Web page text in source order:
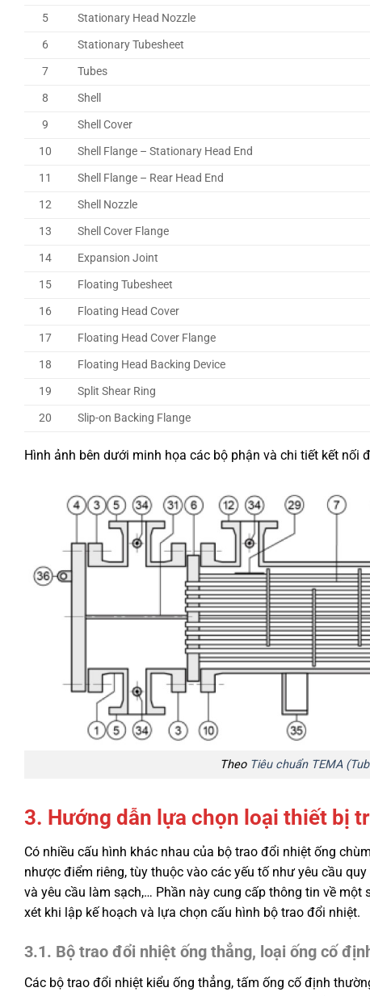
5
Stationary Head Nozzle
6
Stationary Tubesheet
7
Tubes
8
Shell
9
Shell Cover
10
Shell Flange – Stationary Head End
11
Shell Flange – Rear Head End
12
Shell Nozzle
13
Shell Cover Flange
14
Expansion Joint
15
Floating Tubesheet
16
Floating Head Cover
17
Floating Head Cover Flange
18
Floating Head Backing Device
19
Split Shear Ring
20
Slip-on Backing Flange
Hình ảnh bên dưới minh họa các bộ phận và chi tiết kết
Theo Tiêu chuẩn TEMA
3. Hướng dẫn lựa chọn loại thiết bị
Có nhiều cấu hình khác nhau của bộ trao đổi nhiệt ống
nhược điểm riêng, tùy thuộc vào các yếu tố như yêu cầu
và yêu cầu làm sạch,… Phần này cung cấp thông tin về
xét khi lập kế hoạch và lựa chọn cấu hình bộ trao đổi nhiệt.
3.1. Bộ trao đổi nhiệt ống thẳng, loại ống cố
Các bộ trao đổi nhiệt kiểu ống thẳng, tấm ống cố định